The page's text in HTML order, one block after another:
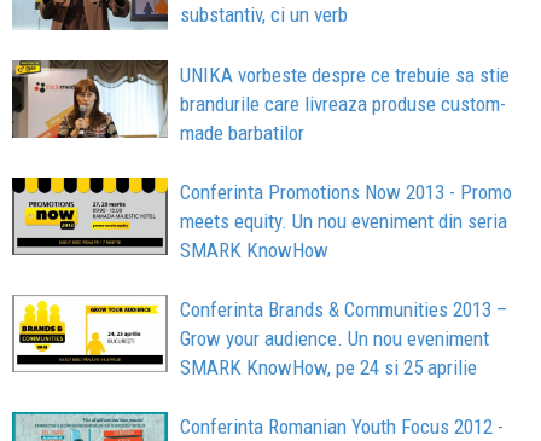
substantiv, ci un verb
UNIKA vorbeste despre ce trebuie sa stie
brandurile care livreaza produse custom-
made barbatilor
Conferinta Promotions Now 2013 - Promo
meets equity. Un nou eveniment din seria
SMARK KnowHow
Conferinta Brands & Communities 2013 –
Grow your audience. Un nou eveniment
SMARK KnowHow, pe 24 si 25 aprilie
Conferinta Romanian Youth Focus 2012 -